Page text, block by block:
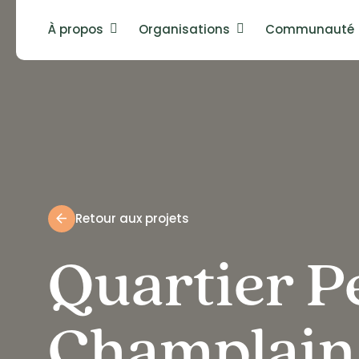
main
À propos Organisations Communauté
Retour aux projets
Quartier